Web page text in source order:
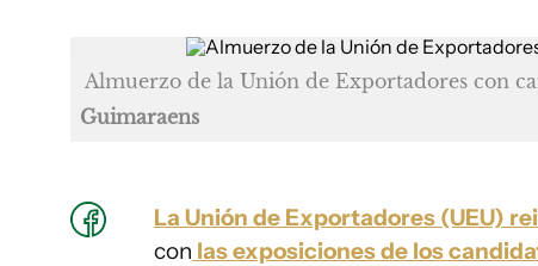
Almuerzo de la Unión de Exportadores con
Guimaraens
La Unión de Exportadores (UEU)
con las exposiciones de los